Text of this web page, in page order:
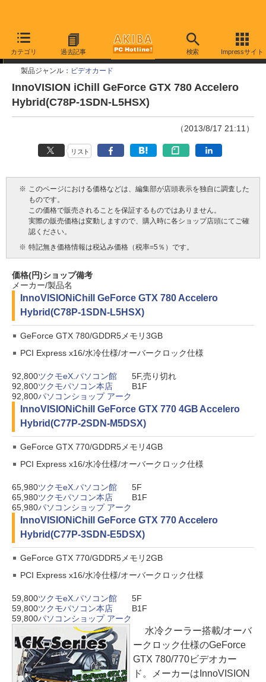
カテゴリ 過去記事 検索 Impressサイト
今週見つけた新製品
製品ジャンル： ビデオカード
InnoVISION iChill GeForce GTX 780 Accelero
Hybrid(C78P-1SDN-L5HSX)
（2013/8/17 21:11）
リスト
※ このページにおける価格などは、編集部が店頭表示を独自に調査した
ものです。
この価格で販売されることを保証するものではありません。
実際の販売価格は変動しますので、購入時に各ショップ店頭にてご確
認ください。
※ 特記無き価格情報は税込み価格（税率=5％）です。
価格(円)ショップ備考
メーカー/製品名
InnoVISION iChill GeForce GTX 780 Accelero
Hybrid(C78P-1SDN-L5HSX)
GeForce GTX 780/GDDR5メモリ3GB
PCI Express x16/水冷仕様/オーバークロック仕様
92,800ツクモeX.パソコン館
5F,売り切れ
92,800ツクモパソコン本店
B1F
92,800パソコンショップ アーク
InnoVISION iChill GeForce GTX 770 4GB Accelero
Hybrid(C77P-2SDN-M5DSX)
GeForce GTX 770/GDDR5メモリ4GB
PCI Express x16/水冷仕様/オーバークロック仕様
65,980ツクモeX.パソコン館
5F
65,980ツクモパソコン本店
B1F
65,980パソコンショップ アーク
InnoVISION iChill GeForce GTX 770 Accelero
Hybrid(C77P-3SDN-E5DSX)
GeForce GTX 770/GDDR5メモリ2GB
PCI Express x16/水冷仕様/オーバークロック仕様
59,800ツクモeX.パソコン館
5F
59,800ツクモパソコン本店
B1F
59,800パソコンショップ アーク
水冷クーラー搭載/オーバ
ークロック仕様のGeForce
GTX 780/770ビデオカー
ド。メーカーはInnoVISION